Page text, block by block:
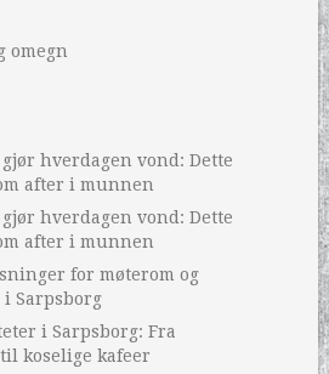
omegn
hverdagen vond: Dette
after i munnen
hverdagen vond: Dette
after i munnen
for møterom og
Sarpsborg
i Sarpsborg: Fra
koselige kafeer